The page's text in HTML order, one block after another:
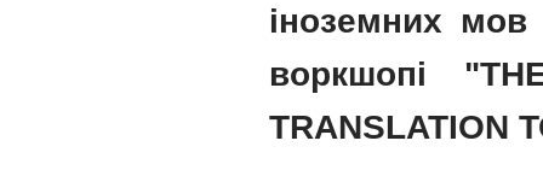
іноземних мов
воркшопі
TRANSLATION